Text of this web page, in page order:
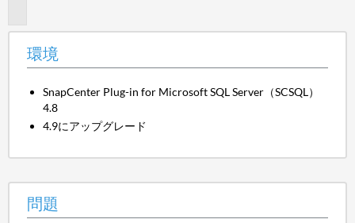
環境
SnapCenter Plug-in for Microsoft SQL Server（SCSQL）
4.8
4.9にアップグレード
問題